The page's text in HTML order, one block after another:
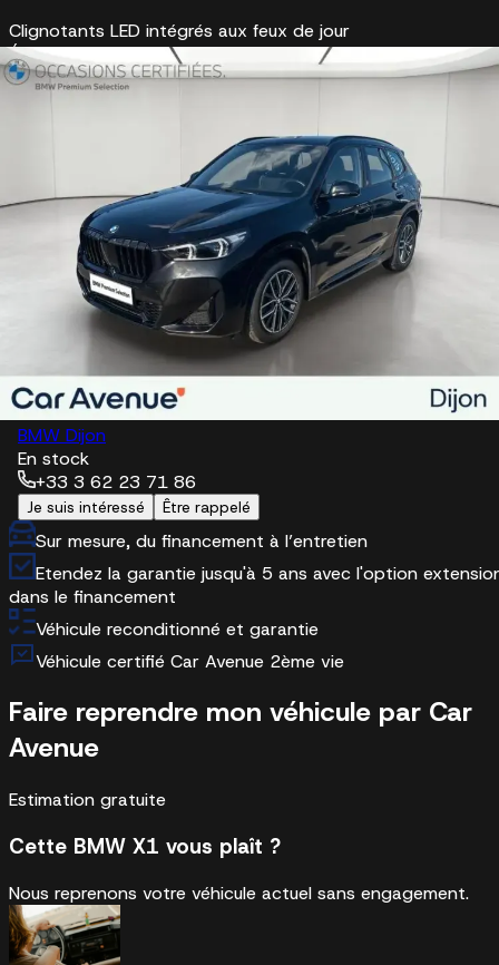
Clignotants LED intégrés aux feux de jour
Éclairage d'accompagnement
Éclairage de bienvenue autour du véhicule
Éclairage de plaque d'immatriculation à LED
Feux de sortie de porte avant (porte ouverte)
Projecteurs LED (feux de route et feux de croisement à
technologie LED)
Options spéciales et packs spécifiques
Pack M Sport
37 900 €
BMW Dijon
En stock
+33 3 62 23 71 86
Je suis intéressé Être rappelé
Sur mesure, du financement à l’entretien
Etendez la garantie jusqu'à 5 ans avec l'option
dans le financement
Véhicule reconditionné et garantie
Véhicule certifié Car Avenue 2ème vie
Faire reprendre mon véhicule par Car
Avenue
Estimation gratuite
Cette BMW X1 vous plaît ?
Nous reprenons votre véhicule actuel sans engagement.